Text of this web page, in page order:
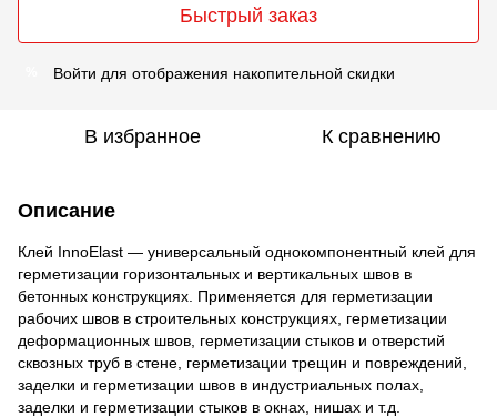
Быстрый заказ
Войти для отображения накопительной скидки
В избранное К сравнению
Описание
Клей InnoElast — универсальный однокомпонентный клей для
герметизации горизонтальных и вертикальных швов в
бетонных конструкциях. Применяется для герметизации
рабочих швов в строительных конструкциях, герметизации
деформационных швов, герметизации стыков и отверстий
сквозных труб в стене, герметизации трещин и повреждений,
заделки и герметизации швов в индустриальных полах,
заделки и герметизации стыков в окнах, нишах и т.д.